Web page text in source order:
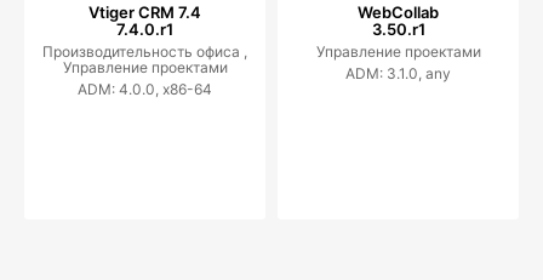
Vtiger CRM 7.4
7.4.0.r1
Производительность офиса ,
Управление проектами
ADM: 4.0.0, x86-64
WebCollab
3.50.r1
Управление проектами
ADM: 3.1.0, any